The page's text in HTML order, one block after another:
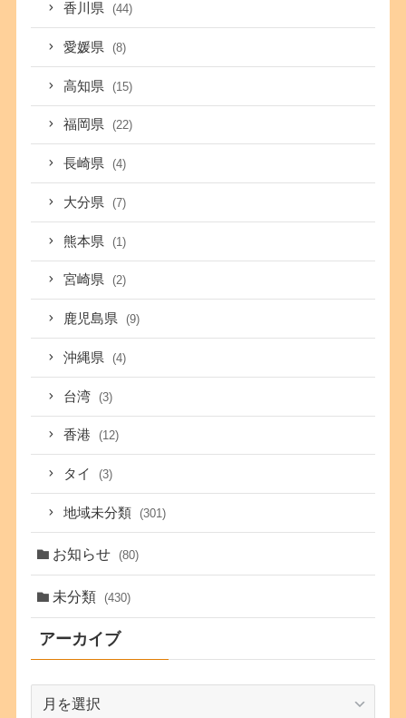
香川県 (44)
愛媛県 (8)
高知県 (15)
福岡県 (22)
長崎県 (4)
大分県 (7)
熊本県 (1)
宮崎県 (2)
鹿児島県 (9)
沖縄県 (4)
台湾 (3)
香港 (12)
タイ (3)
地域未分類 (301)
お知らせ (80)
未分類 (430)
アーカイブ